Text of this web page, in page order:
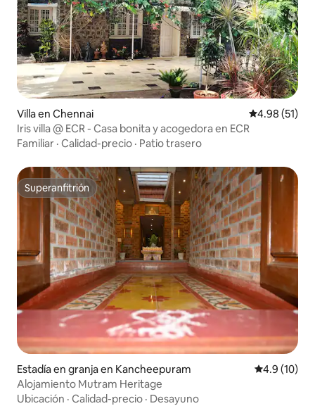
Villa en Chennai Calificación
4.98 (51)
Iris villa @ ECR - Casa bonita y acogedora en ECR
Familiar · Calidad-precio · Patio trasero
Superanfitrión
Superanfitrión
Estadía en granja en Kancheepuram Calificación
4.9 (10)
Alojamiento Mutram Heritage
Ubicación · Calidad-precio · Desayuno